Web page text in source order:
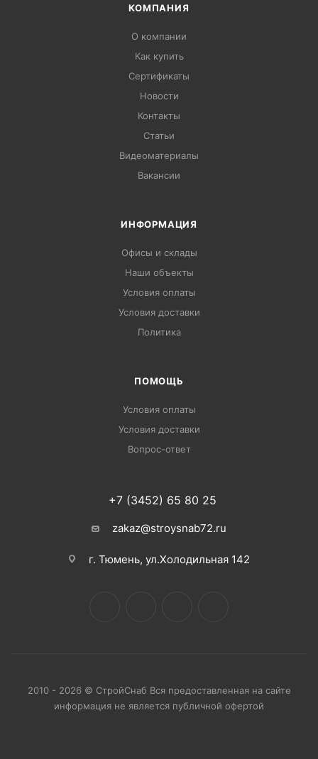
КОМПАНИЯ
О компании
Как купить
Сертификаты
Новости
Контакты
Статьи
Видеоматериалы
Вакансии
ИНФОРМАЦИЯ
Офисы и склады
Наши объекты
Условия оплаты
Условия доставки
Политика
ПОМОЩЬ
Условия оплаты
Условия доставки
Вопрос-ответ
+7 (3452) 65 80 25
zakaz@stroysnab72.ru
г. Тюмень, ул.Холодильная 142
2010 - 2026 © СтройСнаб Вся предоставленная на сайте
информация не является публичной офертой